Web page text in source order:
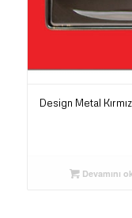
Design Metal
Devamını